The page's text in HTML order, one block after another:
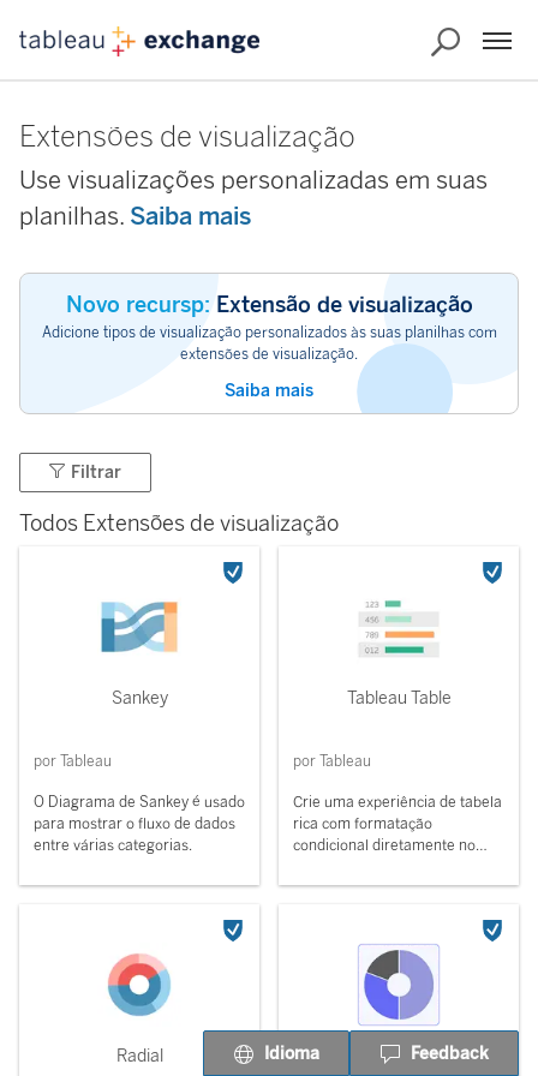
Extensões de visualização
Use visualizações personalizadas em suas
planilhas. Saiba mais
Novo recursp: Extensão de visualização
Adicione tipos de visualização personalizados às suas planilhas com
extensões de visualização.
Saiba mais
Filtrar
Todos Extensões de visualização
Sankey
por Tableau
O Diagrama de Sankey é usado
para mostrar o fluxo de dados
entre várias categorias.
Tableau Table
por Tableau
Crie uma experiência de tabela
rica com formatação
condicional diretamente no
Radial Donut
Idioma Feedback